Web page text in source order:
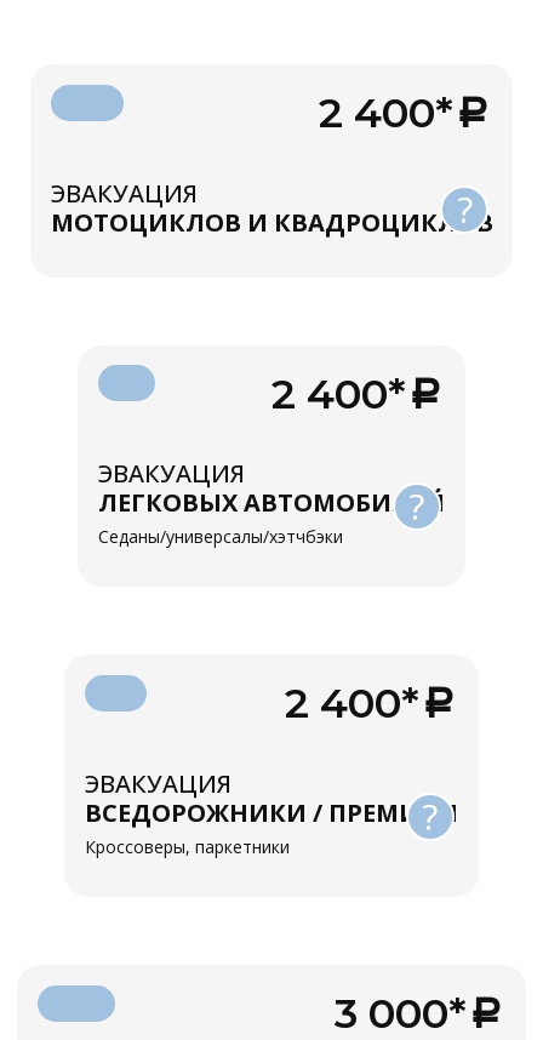
2 400*
ЭВАКУАЦИЯ
МОТОЦИКЛОВ И КВАДРОЦИКЛОВ
?
2 400*
ЭВАКУАЦИЯ
ЛЕГКОВЫХ АВТОМОБИЛЕЙ
Седаны/универсалы/хэтчбэки
?
2 400*
ЭВАКУАЦИЯ
ВСЕДОРОЖНИКИ / ПРЕМИУМ
Кроссоверы, паркетники
?
3 000*